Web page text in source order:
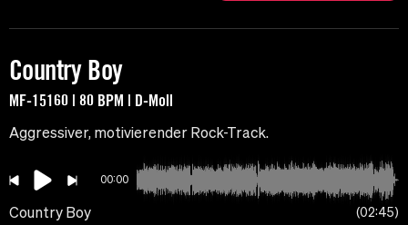
Country Boy
MF-15160 | 80 BPM | D-Moll
Aggressiver, motivierender Rock-Track.
00:00
Country Boy 02:45